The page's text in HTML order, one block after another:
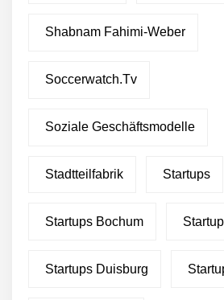
Shabnam Fahimi-Weber
Soccerwatch.tv
Soziale Geschäftsmodelle
Stadtteilfabrik Startups
Startups Bochum
Startups Duisburg